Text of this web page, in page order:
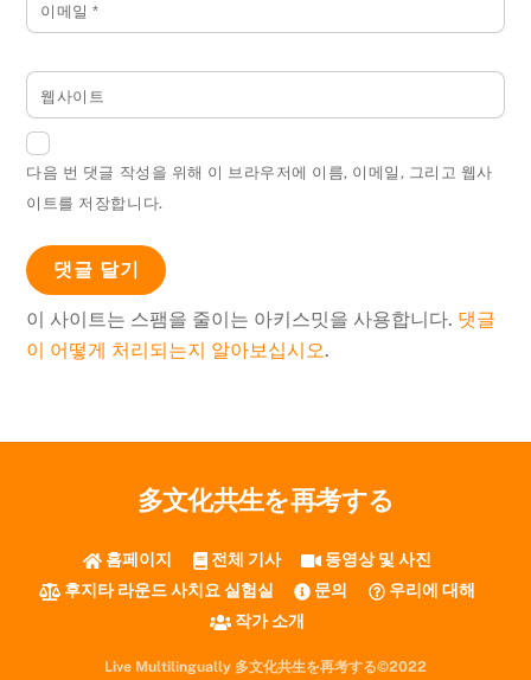
이메일*
웹사이트
다음 번 댓글 작성을 위해 이 브라우저에 이름, 이메일, 그리고 웹사
이트를 저장합니다.
이 사이트는 스팸을 줄이는 아키스밋을 사용합니다. 댓글
이 어떻게 처리되는지 알아보십시오.
多文化共生を再考する
홈페이지 전체 기사
동영상 및 사진
후지타 라운드 사치요 실험실
문의
우리에 대해
작가 소개
Live Multilingually 多文化共生を再考する©2022